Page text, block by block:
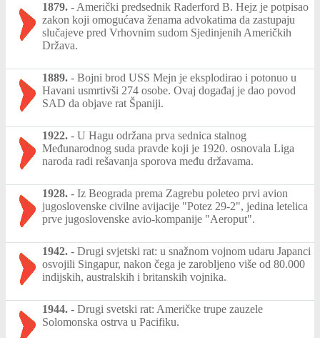
1879. - Američki predsednik Raderford B. Hejz je potpisao
zakon koji omogućava ženama advokatima da zastupaju
slučajeve pred Vrhovnim sudom Sjedinjenih Američkih
Država.
1889. - Bojni brod USS Mejn je eksplodirao i potonuo u
Havani usmrtivši 274 osobe. Ovaj događaj je dao povod
SAD da objave rat Španiji.
1922. - U Hagu održana prva sednica stalnog
Međunarodnog suda pravde koji je 1920. osnovala Liga
naroda radi rešavanja sporova među državama.
1928. - Iz Beograda prema Zagrebu poleteo prvi avion
jugoslovenske civilne avijacije "Potez 29-2", jedina letelica
prve jugoslovenske avio-kompanije "Aeroput".
1942. - Drugi svjetski rat: u snažnom vojnom udaru Japanci
osvojili Singapur, nakon čega je zarobljeno više od 80.000
indijskih, australskih i britanskih vojnika.
1944. - Drugi svetski rat: Američke trupe zauzele
Solomonska ostrva u Pacifiku.